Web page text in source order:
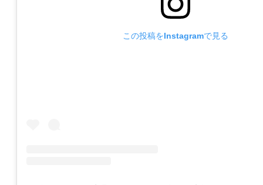
この投稿をInstagramで見る